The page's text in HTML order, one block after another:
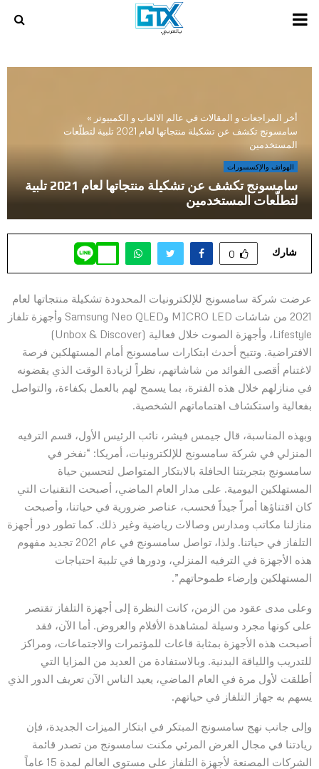
PRIMARY
أخر المراجعات و المقالات في عالم الالعاب و الكمبيوتر »
سامسونج تكشف عن تشكيلة منتجاتها لعام 2021 تلبية لتطلّعات
المستخدمين
الهواتف والإكسسورات
سامسونج تكشف عن تشكيلة منتجاتها لعام 2021 تلبية
لتطلّعات المستخدمين
شارك 0
عرضت شركة سامسونج للإلكترونيات المحدودة تشكيلة منتجاتها لعام
2021 من شاشات MICRO LED وSamsung Neo QLED وأجهزة تلفاز
Lifestyle، وأجهزة الصوت خلال فعالية (Unbox & Discover)
الافتراضية. وتتيح أحدث ابتكارات سامسونج أمام المستهلكين فرصة
لاغتنام أقصى الفوائد من شاشاتهم، نظراً لزيادة الوقت الذي يقضونه
في منازلهم خلال هذه الفترة، بما يسمح لهم بالعمل بكفاءة، والتواصل
بفعالية واستكشاف اهتماماتهم الشخصية.
وبهذه المناسبة، قال جيمس فيشر، نائب الرئيس الأول، قسم الترفيه
المنزلي في شركة سامسونج للإلكترونيات، أمريكا: “نفخر في
سامسونج بتجربتنا الحافلة بالابتكار المتواصل لتحسين حياة
المستهلكين اليومية. على مدار العام الماضي، أصبحت التقنيات التي
كان اقتناؤها أمراً جيداً فحسب، عناصر ضرورية في حياتنا، وأصبحت
منازلنا مكاتب ومدارس وصالات رياضية وغير ذلك. كما تطور دور أجهزة
التلفاز في حياتنا. ولذا، تواصل سامسونج في عام 2021 تجديد مفهوم
هذه الأجهزة في الترفيه المنزلي، ودورها في تلبية احتياجات
المستهلكين وإرضاء طموحاتهم”.
وعلى مدى عقود من الزمن، كانت النظرة إلى أجهزة التلفاز تقتصر
على كونها مجرد وسيلة لمشاهدة الأفلام والعروض. أما الآن، فقد
أصبحت هذه الأجهزة بمثابة قاعات للمؤتمرات والاجتماعات، ومراكز
للتدريب واللياقة البدنية. وبالاستفادة من العديد من المزايا التي
أطلقت لأول مرة في العام الماضي، يعيد الناس الآن تعريف الدور الذي
يسهم به جهاز التلفاز في حياتهم.
وإلى جانب نهج سامسونج المبتكر في ابتكار الميزات الجديدة، فإن
ريادتنا في مجال العرض المرئي مكنت سامسونج من تصدر قائمة
الشركات المصنعة لأجهزة التلفاز على مستوى العالم لمدة 15 عاماً